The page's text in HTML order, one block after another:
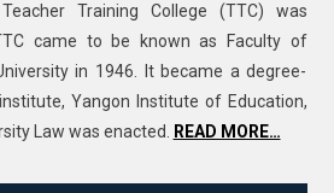
Training College (TTC) was
came to be known as Faculty of
in 1946. It became a degree-
Yangon Institute of Education,
Law was enacted.
READ MORE…